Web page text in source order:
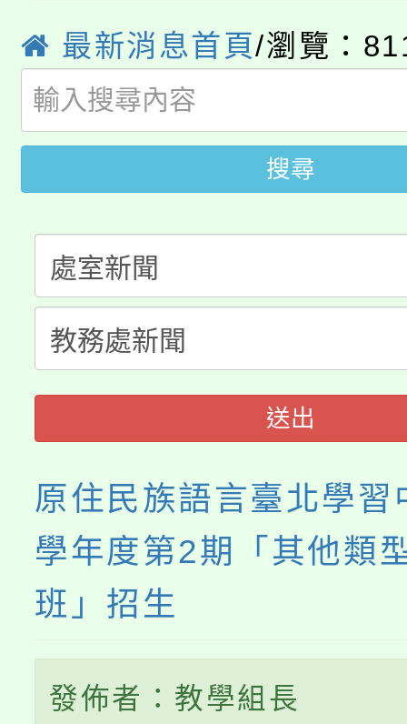
局官網。
8月14至27日，桃園電
開!
115年桃園市運動會8/
田徑場及游泳池舉行。
桃園市低收入戶享有免
視費優惠，中低收入戶
半價優惠，詳情可洽有
者。
大園自造教育及科技
份教師研習
淨零綠生活教案入校路
會
115年食農教育專業人
程
最新消息首頁/瀏覽：
搜尋
送出
原住民族語言臺北學
學年度第2期「其他類
班」招生
發佈者：教學組長